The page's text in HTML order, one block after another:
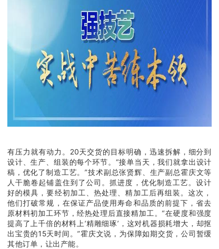
有压力就有动力。20天交货的目标明确，迅速拆解，细分到
设计、生产、组装的每个环节。“接单当天，我们就拿出设计
稿，优化了制造工艺。”技术副总张贤辉、生产副总霍庆文等
人干脆卷起铺盖住到了公司。抓进度，优化制造工艺。设计
好的模具，要经初加工、热处理、精加工后再组装。这次，
他们打破常规，在保证产品使用寿命和品质的前提下，省去
原材料初加工环节，经热处理后直接精加工。“在硬度和强度
提高了上千倍的材料上‘精雕细琢’，这对机器损耗增大，却抠
出宝贵的15天时间。”霍庆文说，为保障如期交货，公司暂缓
其他订单，让出产能。